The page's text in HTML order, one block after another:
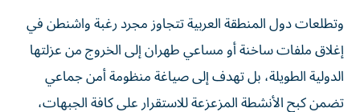
وتطلعات دول المنطقة العربية تتجاوز مجرد رغبة واشنطن في
إغلاق ملفات ساخنة أو مساعي طهران إلى الخروج من عزلتها
الدولية الطويلة، بل تهدف إلى صياغة منظومة أمن جماعي
تضمن كبح الأنشطة المزعزعة للاستقرار على كافة الجبهات،